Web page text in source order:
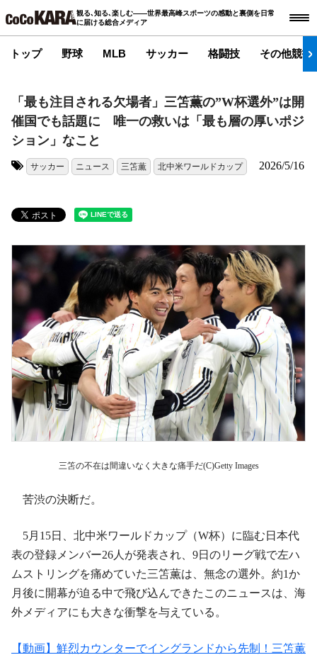
観る､知る､楽しむ――世界最高峰スポーツの感動と裏側を日常
に届ける総合メディア
トップ 野球 MLB サッカー 格闘技 その他競技
「最も注目される欠場者」三笘薫の”W杯選外”は開
催国でも話題に 唯一の救いは「最も層の厚いポジ
ション」なこと
サッカー ニュース 三笘薫 北中米ワールドカップ 2026/5/16
三笘の不在は間違いなく大きな痛手だ(C)Getty Images
苦渋の決断だ。
5月15日、北中米ワールドカップ（W杯）に臨む日本代
表の登録メンバー26人が発表され、9日のリーグ戦で左ハ
ムストリングを痛めていた三笘薫は、無念の選外。約1か
月後に開幕が迫る中で飛び込んできたこのニュースは、海
外メディアにも大きな衝撃を与えている。
【動画】鮮烈カウンターでイングランドから先制！三笘薫